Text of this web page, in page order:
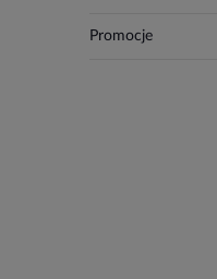
Promocje